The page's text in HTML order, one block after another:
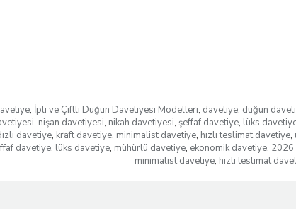
, İpli ve Çiftli Düğün Davetiyesi Modelleri, davetiye, düğün
, nişan davetiyesi, nikah davetiyesi, şeffaf davetiye, lüks
davetiye, kraft davetiye, minimalist davetiye, hızlı teslimat davetiye,
davetiye, lüks davetiye, mühürlü davetiye, ekonomik davetiye, 2026
minimalist davetiye, hızlı teslimat